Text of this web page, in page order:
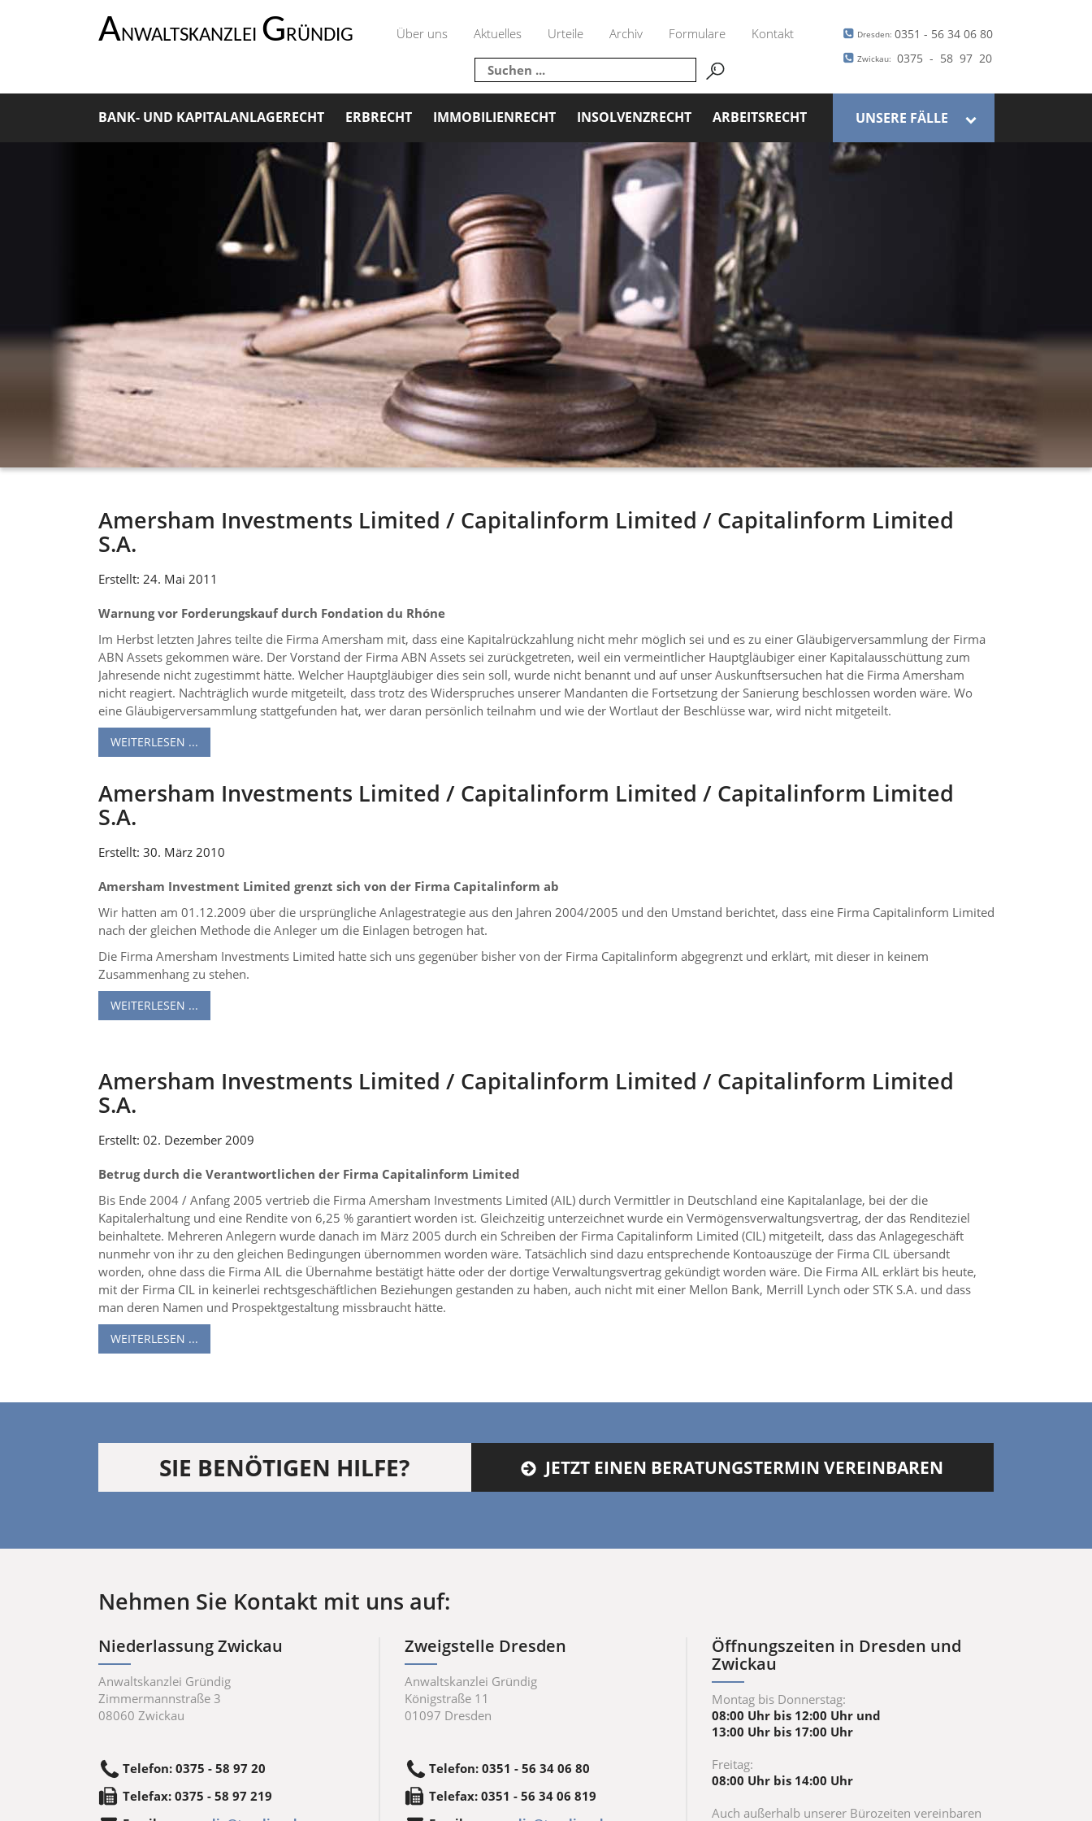
ANWALTSKANZLEI GRÜNDIG Über uns Aktuelles Urteile Archiv Formulare Kontakt Dresden:0351 - 56 34 06 80
Zwickau: 0375 - 58 97 20
BANK- UND KAPITALANLAGERECHT ERBRECHT IMMOBILIENRECHT INSOLVENZRECHT ARBEITSRECHT UNSERE FÄLLE
Amersham Investments Limited / Capitalinform Limited / Capitalinform Limited
S.A.
Erstellt: 24. Mai 2011
Warnung vor Forderungskauf durch Fondation du Rhóne
Im Herbst letzten Jahres teilte die Firma Amersham mit, dass eine Kapitalrückzahlung nicht mehr möglich sei und es zu einer Gläubigerversammlung der Firma
ABN Assets gekommen wäre. Der Vorstand der Firma ABN Assets sei zurückgetreten, weil ein vermeintlicher Hauptgläubiger einer Kapitalausschüttung zum
Jahresende nicht zugestimmt hätte. Welcher Hauptgläubiger dies sein soll, wurde nicht benannt und auf unser Auskunftsersuchen hat die Firma Amersham
nicht reagiert. Nachträglich wurde mitgeteilt, dass trotz des Widerspruches unserer Mandanten die Fortsetzung der Sanierung beschlossen worden wäre. Wo
eine Gläubigerversammlung stattgefunden hat, wer daran persönlich teilnahm und wie der Wortlaut der Beschlüsse war, wird nicht mitgeteilt.
WEITERLESEN ...
Amersham Investments Limited / Capitalinform Limited / Capitalinform Limited
S.A.
Erstellt: 30. März 2010
Amersham Investment Limited grenzt sich von der Firma Capitalinform ab
Wir hatten am 01.12.2009 über die ursprüngliche Anlagestrategie aus den Jahren 2004/2005 und den Umstand berichtet, dass eine Firma Capitalinform Limited
nach der gleichen Methode die Anleger um die Einlagen betrogen hat.
Die Firma Amersham Investments Limited hatte sich uns gegenüber bisher von der Firma Capitalinform abgegrenzt und erklärt, mit dieser in keinem
Zusammenhang zu stehen.
WEITERLESEN ...
Amersham Investments Limited / Capitalinform Limited / Capitalinform Limited
S.A.
Erstellt: 02. Dezember 2009
Betrug durch die Verantwortlichen der Firma Capitalinform Limited
Bis Ende 2004 / Anfang 2005 vertrieb die Firma Amersham Investments Limited (AIL) durch Vermittler in Deutschland eine Kapitalanlage, bei der die
Kapitalerhaltung und eine Rendite von 6,25 % garantiert worden ist. Gleichzeitig unterzeichnet wurde ein Vermögensverwaltungsvertrag, der das Renditeziel
beinhaltete. Mehreren Anlegern wurde danach im März 2005 durch ein Schreiben der Firma Capitalinform Limited (CIL) mitgeteilt, dass das Anlagegeschäft
nunmehr von ihr zu den gleichen Bedingungen übernommen worden wäre. Tatsächlich sind dazu entsprechende Kontoauszüge der Firma CIL übersandt
worden, ohne dass die Firma AIL die Übernahme bestätigt hätte oder der dortige Verwaltungsvertrag gekündigt worden wäre. Die Firma AIL erklärt bis heute,
mit der Firma CIL in keinerlei rechtsgeschäftlichen Beziehungen gestanden zu haben, auch nicht mit einer Mellon Bank, Merrill Lynch oder STK S.A. und dass
man deren Namen und Prospektgestaltung missbraucht hätte.
WEITERLESEN ...
SIE BENÖTIGEN HILFE? JETZT EINEN BERATUNGSTERMIN VEREINBAREN
Nehmen Sie Kontakt mit uns auf:
Niederlassung Zwickau
Anwaltskanzlei Gründig
Zimmermannstraße 3
08060 Zwickau
Telefon: 0375 - 58 97 20
Telefax: 0375 - 58 97 219
Zweigstelle Dresden
Anwaltskanzlei Gründig
Königstraße 11
01097 Dresden
Telefon:0351 - 56 34 06 80
Telefax:0351 - 56 34 06 819
Öffnungszeiten in Dresden und
Zwickau
Montag bis Donnerstag:
08:00 Uhr bis 12:00 Uhr und
13:00 Uhr bis 17:00 Uhr
Freitag:
08:00 Uhr bis 14:00 Uhr
Auch außerhalb unserer Bürozeiten vereinbaren